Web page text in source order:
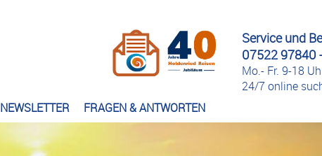
NEWSLETTER FRAGEN & ANTWORTEN
Service und
07522 97840
Mo.- Fr. 9-18
24/7 online